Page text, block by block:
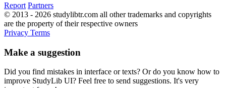
Report Partners
© 2013 - 2026 studylibtr.com all other trademarks and copyrights
are the property of their respective owners
Privacy Terms
Make a suggestion
Did you find mistakes in interface or texts? Or do you know how to
improve StudyLib UI? Feel free to send suggestions. It's very